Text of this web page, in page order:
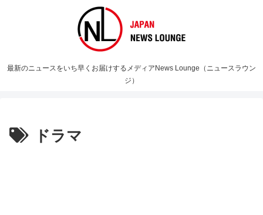
最新のニュースをいち早くお届けするメディアNews Lounge（ニュースラウン
ジ）
ドラマ